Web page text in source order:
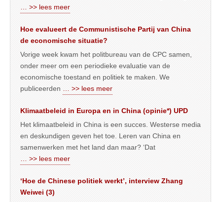
… >> lees meer
Hoe evalueert de Communistische Partij van China
de economische situatie?
Vorige week kwam het politbureau van de CPC samen,
onder meer om een periodieke evaluatie van de
economische toestand en politiek te maken. We
publiceerden
… >> lees meer
Klimaatbeleid in Europa en in China (opinie*) UPD
Het klimaatbeleid in China is een succes. Westerse media
en deskundigen geven het toe. Leren van China en
samenwerken met het land dan maar? ‘Dat
… >> lees meer
‘Hoe de Chinese politiek werkt’, interview Zhang
Weiwei (3)